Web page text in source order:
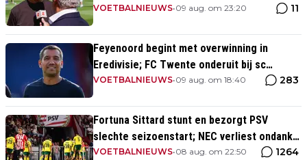
wij wel'
VOETBALNIEUWS•09 aug. om 23:20 11
Feyenoord begint met overwinning in
Eredivisie; FC Twente onderuit bij sc
Heerenveen
VOETBALNIEUWS•09 aug. om 18:40 283
Fortuna Sittard stunt en bezorgt PSV
slechte seizoenstart; NEC verliest ondanks
assist Tadic
VOETBALNIEUWS•08 aug. om 22:50 1264